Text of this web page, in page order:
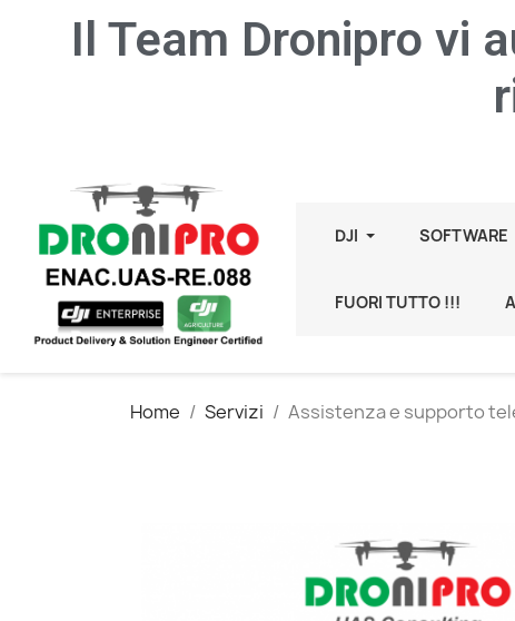
Il Team Dronipro vi
DJI SOFTWARE
FUORI TUTTO !!!
Home Servizi Assistenza e supporto